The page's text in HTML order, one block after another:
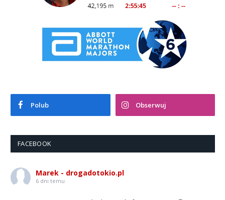
Polub Obserwuj
FACEBOOK
Marek - drogadotokio.pl
6 dni temu